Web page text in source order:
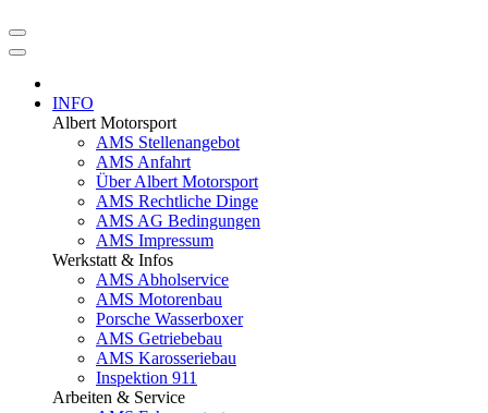
INFO
Albert Motorsport
AMS Stellenangebot
AMS Anfahrt
Über Albert Motorsport
AMS Rechtliche Dinge
AMS AG Bedingungen
AMS Impressum
Werkstatt & Infos
AMS Abholservice
AMS Motorenbau
Porsche Wasserboxer
AMS Getriebebau
AMS Karosseriebau
Inspektion 911
Arbeiten & Service